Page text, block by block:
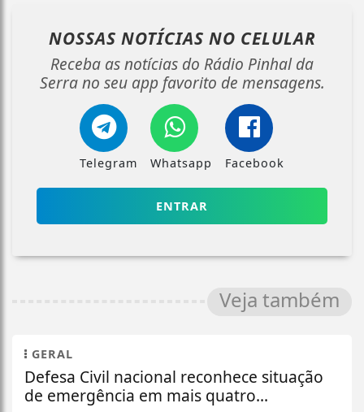
NOSSAS NOTÍCIAS NO CELULAR
Receba as notícias do Rádio Pinhal da
Serra no seu app favorito de mensagens.
Telegram Whatsapp Facebook
ENTRAR
Veja também
GERAL
Defesa Civil nacional reconhece situação
de emergência em mais quatro...